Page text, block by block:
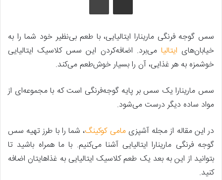
سس گوجه ‌فرنگی مارینارا ایتالیایی، با طعم بی‌نظیر خود شما را به
خیابان‌های ایتالیامی‌برد. اضافه‌کردن این سس کلاسیک ایتالیایی
خوشمزه به هر غذایی، آن را بسیار خوش‌طعم می‌کند.
سس مارینارا یک سس بر پایه گوجه‌فرنگی است که با مجموعه‌ای از
مواد ساده دیگر درست می‌شود.
در این مقاله از مجله آشپزیمامی کوکینگ، شما را با طرز تهیه سس
گوجه ‌فرنگی مارینارا ایتالیایی آشنا می‌کنیم. با ما همراه باشید تا
بتوانید از این به بعد یک طعم کلاسیک ایتالیایی به غذاهایتان اضافه
کنید.